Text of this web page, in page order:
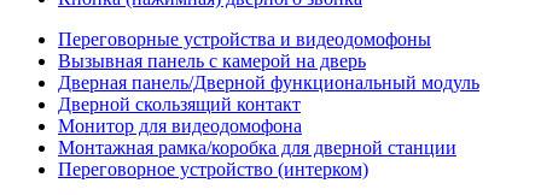
Переговорные устройства и видеодомофоны
Вызывная панель с камерой на дверь
Дверная панель/Дверной функциональный модуль
Дверной скользящий контакт
Монитор для видеодомофона
Монтажная рамка/коробка для дверной станции
Переговорное устройство (интерком)